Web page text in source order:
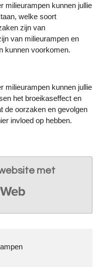
milieurampen kunnen jullie
welke soort
zijn van
van milieurampen en
kunnen voorkomen.
milieurampen kunnen jullie
het broeikaseffect en
de oorzaken en gevolgen
invloed op hebben.
met